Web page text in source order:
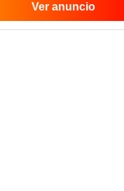
Ver anuncio